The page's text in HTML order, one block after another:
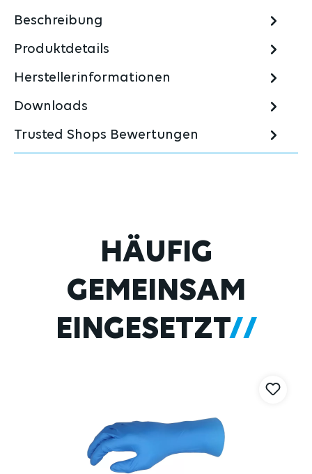
Beschreibung
Produktdetails
Herstellerinformationen
Downloads
Trusted Shops Bewertungen
Produktgalerie überspringen
HÄUFIG
GEMEINSAM
EINGESETZT